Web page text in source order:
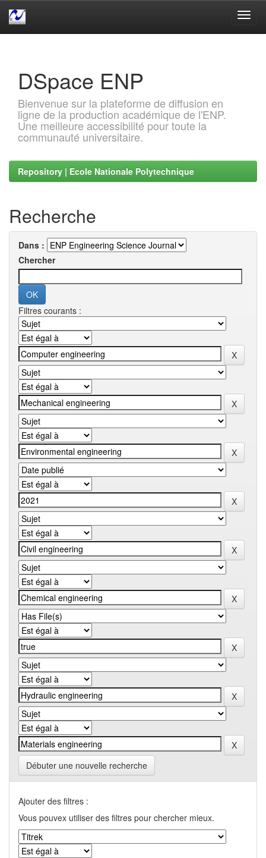
DSpace ENP
Bienvenue sur la plateforme de diffusion en
ligne de la production académique de l'ENP.
Une meilleure accessibilité pour toute la
communauté universitaire.
Repository | Ecole Nationale Polytechnique
Recherche
Dans :
Chercher
Filtres courants :
Débuter une nouvelle recherche
Ajouter des filtres :
Vous pouvex utiliser des filtres pour chercher mieux.